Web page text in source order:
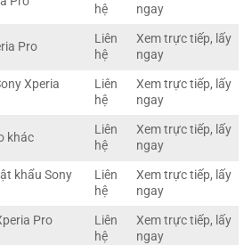
hệ
ngay
Pro
Liên
hệ
Xem trực tiếp, lấy
ngay
Xperia
Liên
hệ
Xem trực tiếp, lấy
ngay
khác
Liên
hệ
Xem trực tiếp, lấy
ngay
khẩu Sony
Liên
hệ
Xem trực tiếp, lấy
ngay
Pro
Liên
hệ
Xem trực tiếp, lấy
ngay